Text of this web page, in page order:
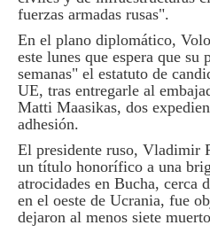
fuerzas armadas rusas".
En el plano diplomático,
este lunes que espera que su
semanas" el estatuto de
UE, tras entregarle al
Matti Maasikas, dos
adhesión.
El presidente ruso, Vladimir
un título honorífico a una
atrocidades en Bucha, cerca
en el oeste de Ucrania, fue
dejaron al menos siete